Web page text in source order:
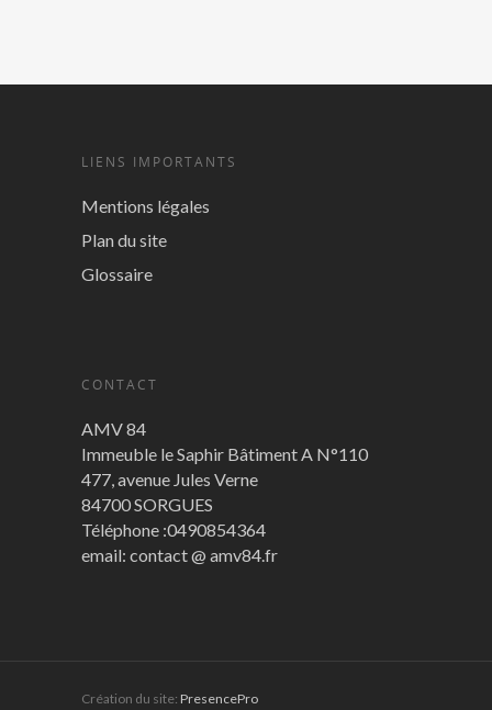
LIENS IMPORTANTS
Mentions légales
Plan du site
Glossaire
CONTACT
AMV 84
Immeuble le Saphir Bâtiment A N°110
477, avenue Jules Verne
84700 SORGUES
Téléphone :0490854364
email: contact @ amv84.fr
Création du site: PresencePro